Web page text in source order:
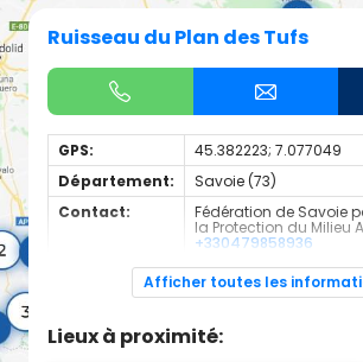
Ruisseau du Plan des Tufs
GPS:
45.382223; 7.077049
Département:
Savoie (73)
Contact:
Fédération de Savoie
la Protection du Milieu
+330479858936
Espèces de
Truite
catégorie piscicole à cet emplacement.
Afficher toutes les
Lieux à proximité: